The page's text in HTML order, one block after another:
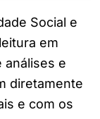
Social e
em
análises e
diretamente
e com os